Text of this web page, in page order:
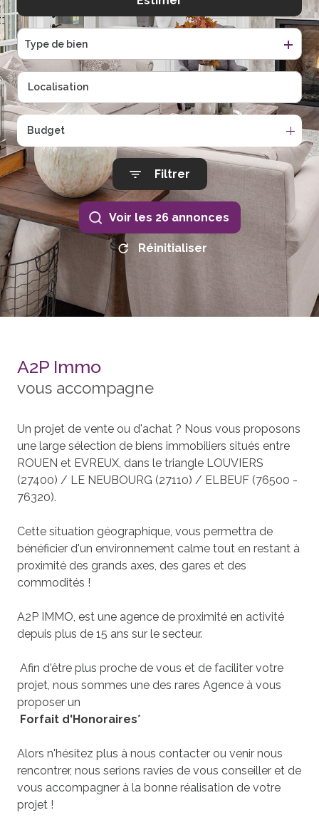
Type de bien
Budget
Filtrer
Voir les 26annonces
Réinitialiser
A2P Immo
vous accompagne
Un projet de vente ou d'achat ? Nous vous proposons
une large sélection de biens immobiliers situés entre
ROUEN et EVREUX, dans le triangle LOUVIERS
(27400) / LE NEUBOURG (27110) / ELBEUF (76500 -
76320).
Cette situation géographique, vous permettra de
bénéficier d'un environnement calme tout en restant à
proximité des grands axes, des gares et des
commodités !
A2P IMMO, est une agence de proximité en activité
depuis plus de 15 ans sur le secteur.
Afin d'être plus proche de vous et de faciliter votre
projet, nous sommes une des rares Agence à vous
proposer un
Forfait d'Honoraires*
Alors n'hésitez plus à nous contacter ou venir nous
rencontrer, nous serions ravies de vous conseiller et de
vous accompagner à la bonne réalisation de votre
projet !